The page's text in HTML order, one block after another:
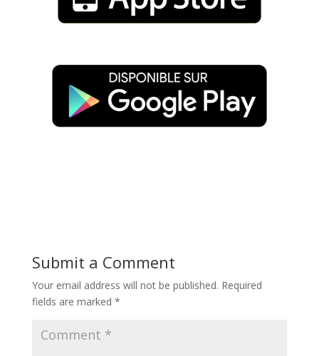
Submit a Comment
Your email address will not be published. Required
fields are marked *